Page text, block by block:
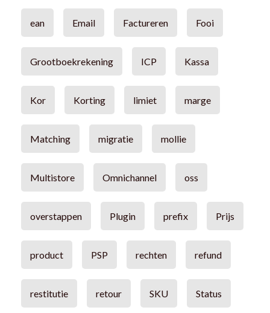
ean Email Factureren Fooi
Grootboekrekening ICP Kassa
Kor Korting limiet marge
Matching migratie mollie
Multistore Omnichannel oss
overstappen Plugin prefix Prijs
product PSP rechten refund
restitutie retour SKU Status